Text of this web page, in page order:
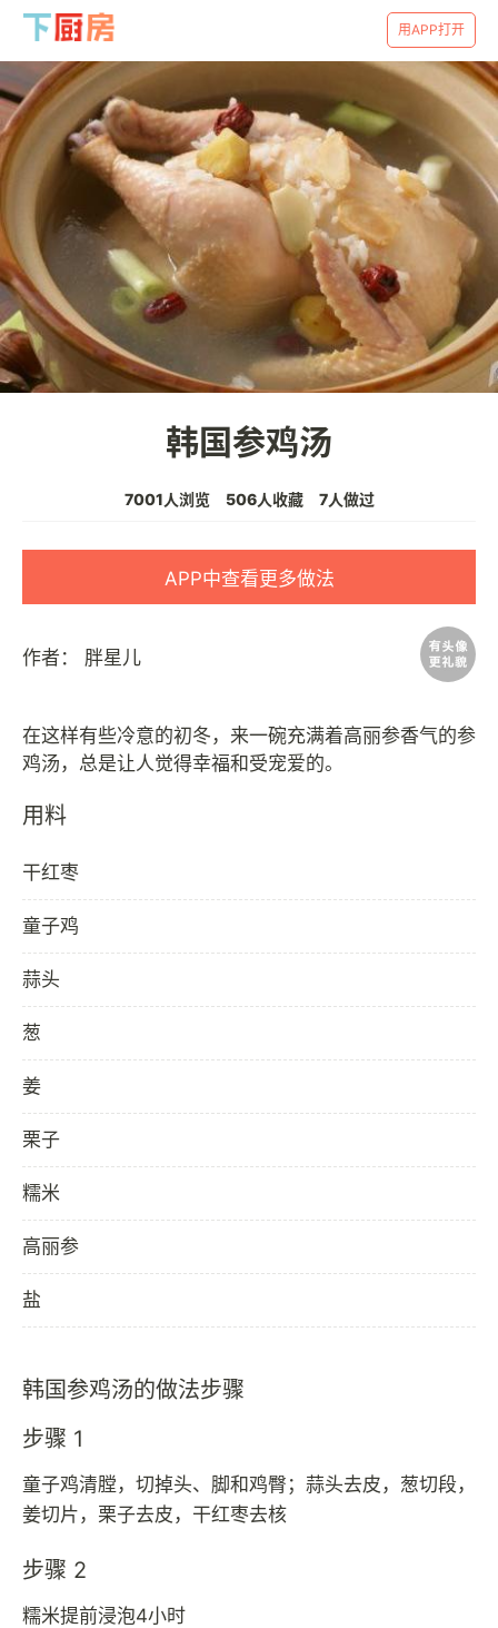
用APP打开
韩国参鸡汤
7001人浏览 506人收藏 7人做过
APP中查看更多做法
作者： 胖星儿
在这样有些冷意的初冬，来一碗充满着高丽参香气的参
用料
干红枣
童子鸡
蒜头
葱
姜
栗子
糯米
高丽参
盐
韩国参鸡汤的做法步骤
步骤 1
童子鸡清膛，切掉头、脚和鸡臀；蒜头去皮，葱切段，
姜切片，栗子去皮，干红枣去核
步骤 2
糯米提前浸泡4小时